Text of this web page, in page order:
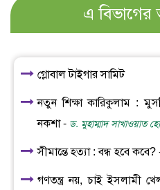
এ বিভাগের
গ্লোবাল টাইগার সামিট
নতুন শিক্ষা কারিকুলাম :
নকশা - ড. মুহাম্মাদ সাখাওয়াত
সীমান্তে হত্যা : বন্ধ হবে কবে?
গণতন্ত্র নয়, চাই ইসলামী